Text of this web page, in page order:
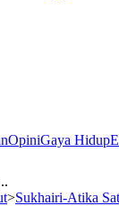
OpiniGaya Hidup
>Sukhairi-Atika